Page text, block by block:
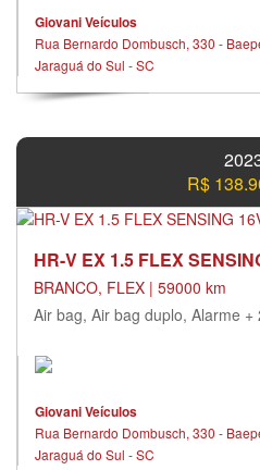
Giovani Veículos
Rua Bernardo Dombusch, 330 -
Jaraguá do Sul - SC
R$
HR-V EX 1.5 FLEX
BRANCO, FLEX | 59000 km
Air bag, Air bag duplo, Alarme +
Giovani Veículos
Rua Bernardo Dombusch, 330 -
Jaraguá do Sul - SC